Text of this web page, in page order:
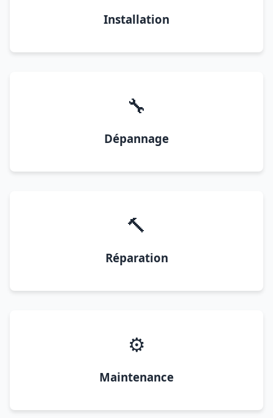
Installation
🔧
Dépannage
🔨
Réparation
⚙️
Maintenance